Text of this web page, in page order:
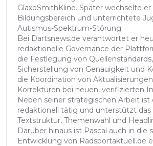
GlaxoSmithKline. Später wechselte er
Bildungsbereich und unterrichtete
Autismus-Spektrum-Störung.
Bei Dartsnews.de verantwortet er
redaktionelle Governance der
die Festlegung von
Sicherstellung von Genauigkeit und
die Koordination von
Korrekturen bei neuen, verifizierten
Neben seiner strategischen Arbeit ist
redaktionell tätig und unterstützt das
Textstruktur, Themenwahl und
Darüber hinaus ist Pascal auch in die
Entwicklung von Radsportaktuell.de